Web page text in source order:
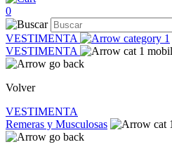
0
VESTIMENTA
VESTIMENTA
Volver
VESTIMENTA
Remeras y Musculosas